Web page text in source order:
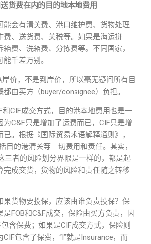
货费在内的目的地本地费用
能会有清关费、港口维护费、货物处理
费、送货费、关税等。如果是海运拼
费、洗箱费、分拣费等。不同国家，
千差万别。
岸价，不是到岸价，所以毫无疑问所有目
都由买方（buyer/consignee）负担。
和CIF成交方式，目的港本地费用也是一
为C&F只是增加了运费而已，CIF只是增
。根据《国际贸易术语解释通则》，
目的港清关等一切费用和责任。其实，
三者的风险划分界限是一样的，都是起
完成交货，货物的风险和责任随之转移
果货物要投保，应该由谁负责投保？保
是FOB和C&F成交，保险由买方负责，因
包含保费；如果是CIF成交方式，保险则
CIF包含了保费，“I”就是Insurance，而